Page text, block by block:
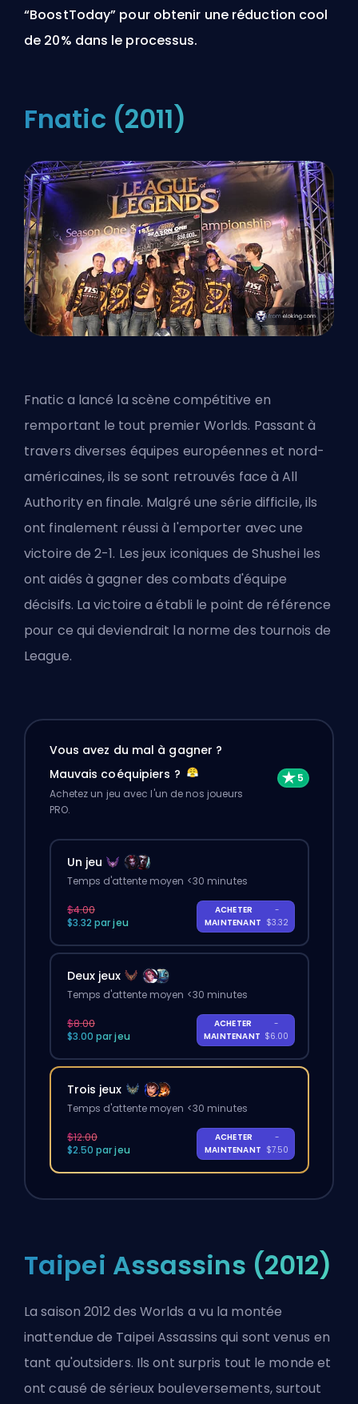
“BoostToday” pour obtenir une réduction cool
de 20% dans le processus.
Fnatic (2011)
Fnatic a lancé la scène compétitive en
remportant le tout premier Worlds. Passant à
travers diverses équipes européennes et nord-
américaines, ils se sont retrouvés face à All
Authority en finale. Malgré une série difficile, ils
ont finalement réussi à l'emporter avec une
victoire de 2-1. Les jeux iconiques de Shushei les
ont aidés à gagner des combats d'équipe
décisifs. La victoire a établi le point de référence
pour ce qui deviendrait la norme des tournois de
League.
Vous avez du mal à gagner ?
Mauvais coéquipiers ?
Achetez un jeu avec l'un de nos joueurs
PRO.
Un jeu
Temps d'attente moyen <30 minutes
$4.00
$3.32 par jeu
ACHETER
MAINTENANT
-
$3.32
Deux jeux
Temps d'attente moyen <30 minutes
$8.00
$3.00 par jeu
ACHETER
MAINTENANT
-
$6.00
Trois jeux
Temps d'attente moyen <30 minutes
$12.00
$2.50 par jeu
ACHETER
MAINTENANT
-
$7.50
Taipei Assassins (2012)
La saison 2012 des Worlds a vu la montée
inattendue de Taipei Assassins qui sont venus en
tant qu'outsiders. Ils ont surpris tout le monde et
ont causé de sérieux bouleversements, surtout